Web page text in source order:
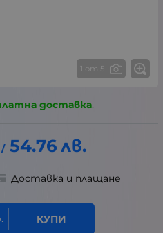
1 от 5
доставка.
/ 54.76 лв.
Доставка и плащане
КУПИ